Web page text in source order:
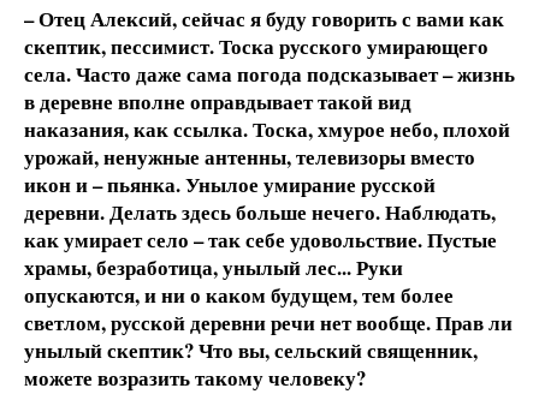
– Отец Алексий, сейчас я буду говорить с вами как
скептик, пессимист. Тоска русского умирающего
села. Часто даже сама погода подсказывает – жизнь
в деревне вполне оправдывает такой вид
наказания, как ссылка. Тоска, хмурое небо, плохой
урожай, ненужные антенны, телевизоры вместо
икон и – пьянка. Унылое умирание русской
деревни. Делать здесь больше нечего. Наблюдать,
как умирает село – так себе удовольствие. Пустые
храмы, безработица, унылый лес... Руки
опускаются, и ни о каком будущем, тем более
светлом, русской деревни речи нет вообще. Прав ли
унылый скептик? Что вы, сельский священник,
можете возразить такому человеку?